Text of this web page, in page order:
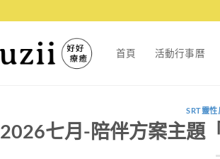
首頁 活動行事曆
SRT靈
2026七月-陪伴方案主題